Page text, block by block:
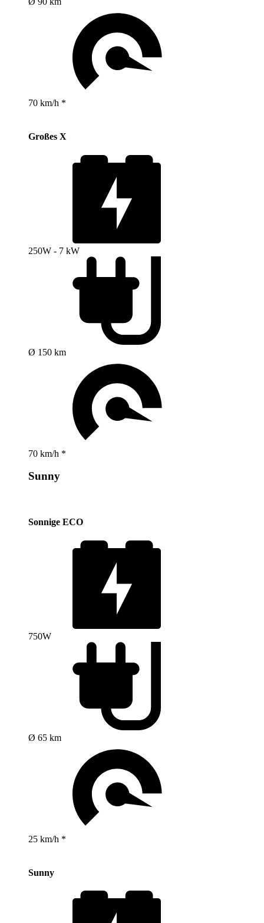
70 km/h *
Großes X
250W - 7 kW
Ø 150 km
70 km/h *
Sunny
Sonnige ECO
750W
Ø 65 km
25 km/h *
Sunny